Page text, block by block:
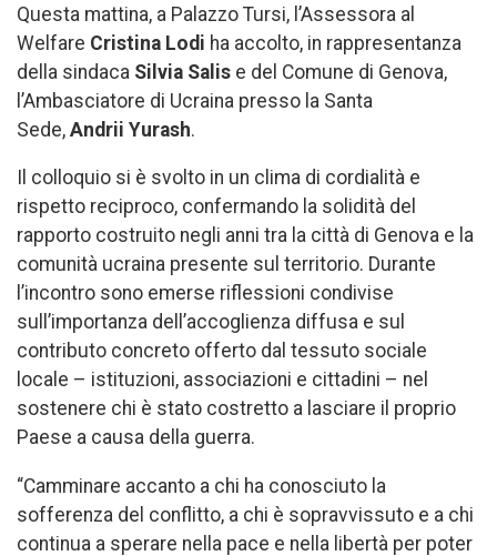
Questa mattina, a Palazzo Tursi, l’Assessora al
Welfare Cristina Lodi ha accolto, in rappresentanza
della sindaca Silvia Salis e del Comune di Genova,
l’Ambasciatore di Ucraina presso la Santa
Sede, Andrii Yurash.
Il colloquio si è svolto in un clima di cordialità e
rispetto reciproco, confermando la solidità del
rapporto costruito negli anni tra la città di Genova e la
comunità ucraina presente sul territorio. Durante
l’incontro sono emerse riflessioni condivise
sull’importanza dell’accoglienza diffusa e sul
contributo concreto offerto dal tessuto sociale
locale – istituzioni, associazioni e cittadini – nel
sostenere chi è stato costretto a lasciare il proprio
Paese a causa della guerra.
“Camminare accanto a chi ha conosciuto la
sofferenza del conflitto, a chi è sopravvissuto e a chi
continua a sperare nella pace e nella libertà per poter